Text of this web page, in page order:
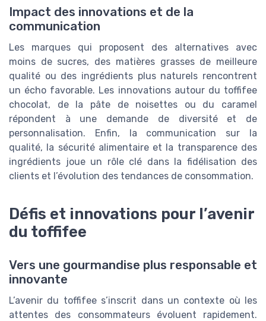
Impact des innovations et de la
communication
Les marques qui proposent des alternatives avec
moins de sucres, des matières grasses de meilleure
qualité ou des ingrédients plus naturels rencontrent
un écho favorable. Les innovations autour du toffifee
chocolat, de la pâte de noisettes ou du caramel
répondent à une demande de diversité et de
personnalisation. Enfin, la communication sur la
qualité, la sécurité alimentaire et la transparence des
ingrédients joue un rôle clé dans la fidélisation des
clients et l’évolution des tendances de consommation.
Défis et innovations pour l’avenir
du toffifee
Vers une gourmandise plus responsable et
innovante
L’avenir du toffifee s’inscrit dans un contexte où les
attentes des consommateurs évoluent rapidement.